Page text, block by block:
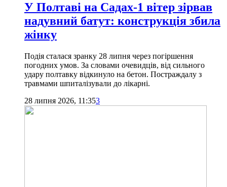
У Полтаві на Садах-1 вітер зірвав
надувний батут: конструкція збила
жінку
Подія сталася зранку 28 липня через погіршення
погодних умов. За словами очевидців, від сильного
удару полтавку відкинуло на бетон. Постраждалу з
травмами шпиталізували до лікарні.
28 липня 2026, 11:353